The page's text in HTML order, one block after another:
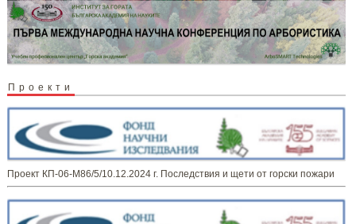
Проекти
Проект КП-06-М86/5/10.12.2024 г. Последствия и щети от горски пожари